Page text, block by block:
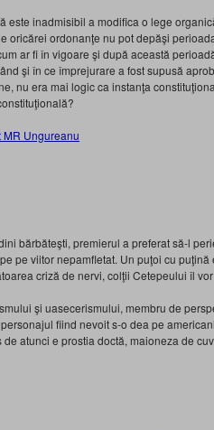
este inadmisibil a modifica o lege
oricărei ordonanţe nu pot depăşi
ar fi în vigoare şi după această
şi în ce împrejurare a fost supusă
nu era mai logic ca instanţa
Ungureanu
bărbăteşti, premierul a preferat să-l
pe viitor nepamfletat. Un puţoi cu
criză de nervi, colţii Cetepeului îl
şi uasecerismului, membru de
fiind nevoit s-o dea pe
atunci e prostia doctă, maioneza de